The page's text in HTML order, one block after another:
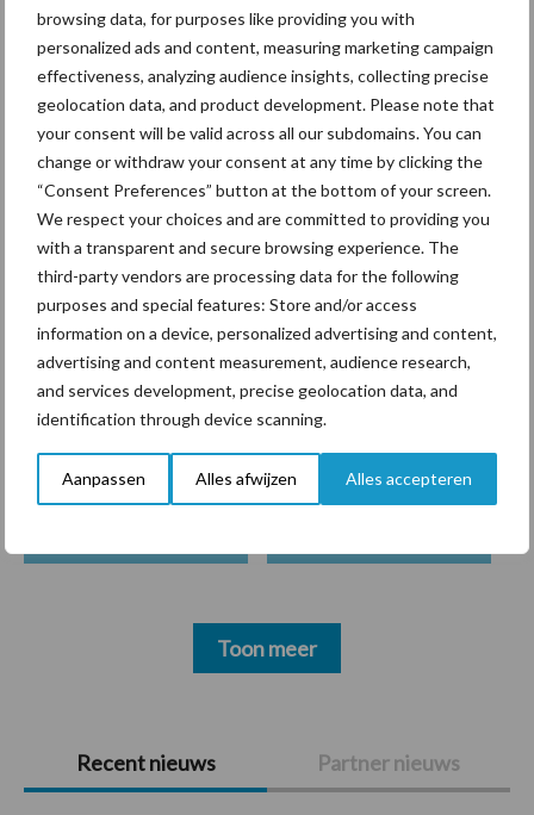
browsing data, for purposes like providing you with
personalized ads and content, measuring marketing campaign
effectiveness, analyzing audience insights, collecting precise
geolocation data, and product development. Please note that
your consent will be valid across all our subdomains. You can
change or withdraw your consent at any time by clicking the
“Consent Preferences” button at the bottom of your screen.
We respect your choices and are committed to providing you
with a transparent and secure browsing experience. The
third-party vendors are processing data for the following
purposes and special features: Store and/or access
information on a device, personalized advertising and content,
advertising and content measurement, audience research,
and services development, precise geolocation data, and
identification through device scanning.
Aanpassen Alles afwijzen Alles accepteren
Primaire
Sidebar
Recent nieuws Partner nieuws
“Vraag naar praktische
hygieneoplossingen is in
Polen groter dan ooit”
Themapagina's
Diergezondheid Bemesting Fokkerij
Bedrijfsnieuws
Ligbox &
Toon meer